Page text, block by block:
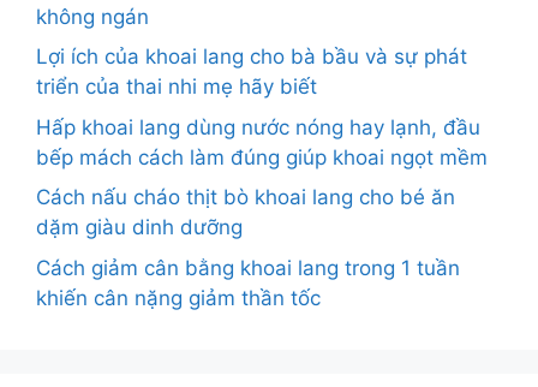
không ngán
Lợi ích của khoai lang cho bà bầu và sự phát
triển của thai nhi mẹ hãy biết
Hấp khoai lang dùng nước nóng hay lạnh, đầu
bếp mách cách làm đúng giúp khoai ngọt mềm
Cách nấu cháo thịt bò khoai lang cho bé ăn
dặm giàu dinh dưỡng
Cách giảm cân bằng khoai lang trong 1 tuần
khiến cân nặng giảm thần tốc